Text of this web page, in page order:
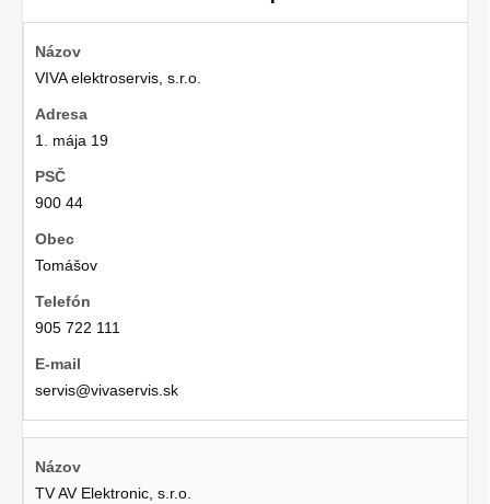
VIVA elektroservis, s.r.o.
1. mája 19
900 44
Tomášov
905 722 111
servis@vivaservis.sk
TV AV Elektronic, s.r.o.